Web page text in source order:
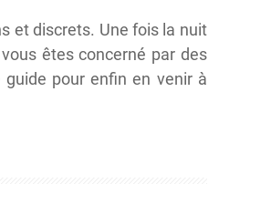
et discrets. Une fois la nuit
êtes concerné par des
pour enfin en venir à